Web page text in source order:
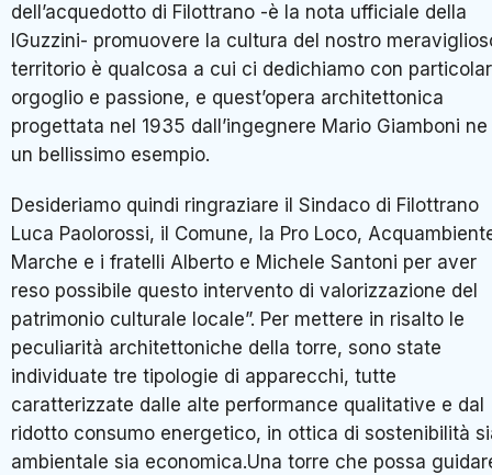
dell’acquedotto di Filottrano -è la nota ufficiale della
IGuzzini- promuovere la cultura del nostro
territorio è qualcosa a cui ci dedichiamo con
orgoglio e passione, e quest’opera architettonica
progettata nel 1935 dall’ingegnere Mario Giamboni ne
un bellissimo esempio.
Desideriamo quindi ringraziare il Sindaco di Filottrano
Luca Paolorossi, il Comune, la Pro Loco,
Marche e i fratelli Alberto e Michele Santoni per aver
reso possibile questo intervento di valorizzazione del
patrimonio culturale locale”. Per mettere in risalto le
peculiarità architettoniche della torre, sono state
individuate tre tipologie di apparecchi, tutte
caratterizzate dalle alte performance qualitative e dal
ridotto consumo energetico, in ottica di sostenibilità
ambientale sia economica.Una torre che possa